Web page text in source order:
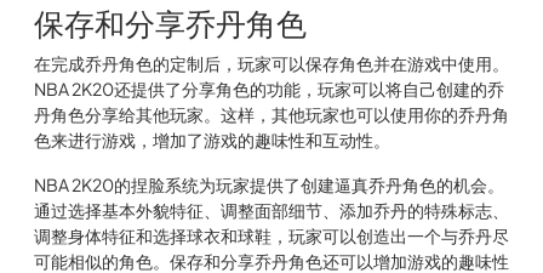
保存和分享乔丹角色
在完成乔丹角色的定制后，玩家可以保存角色并在游戏中使用。
NBA 2K20还提供了分享角色的功能，玩家可以将自己创建的乔
丹角色分享给其他玩家。这样，其他玩家也可以使用你的乔丹角
色来进行游戏，增加了游戏的趣味性和互动性。
NBA 2K20的捏脸系统为玩家提供了创建逼真乔丹角色的机会。
通过选择基本外貌特征、调整面部细节、添加乔丹的特殊标志、
调整身体特征和选择球衣和球鞋，玩家可以创造出一个与乔丹尽
可能相似的角色。保存和分享乔丹角色还可以增加游戏的趣味性